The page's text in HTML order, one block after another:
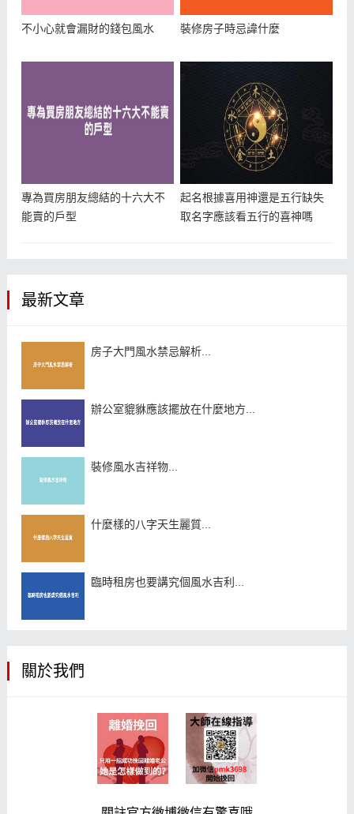
不小心就會漏財的錢包風水 裝修房子時忌諱什麼
專為買房朋友總結的十六大不
能賣的戶型
起名根據喜用神還是五行缺失
取名字應該看五行的喜神嗎
最新文章
房子大門風水禁忌解析...
辦公室貔貅應該擺放在什麼地方...
裝修風水吉祥物...
什麼樣的八字天生麗質...
臨時租房也要講究個風水吉利...
關於我們